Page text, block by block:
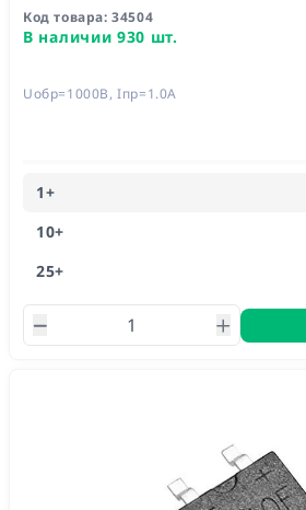
Код товара:34504
В наличии 930 шт.
Uобр=1000В, Iпр=1.0А
1+
10+
25+